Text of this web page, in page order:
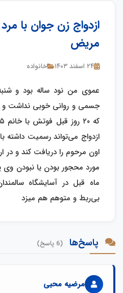
ازدواج زن جوان با
مریض
۲۴ اسفند ۱۴۰۳ خانواده
عموی من نود ساله بود و
جسمی و روانی خوبی نداشت
ازدواج می‌تواند رسمیت داشته
اون مرحوم را دریافت کند و
مورد محجور بودن یا نبودن
ماه قبل در آسایشگاه
بی‌ربط و متوهم هم میزد
پاسخ‌ها (6 پاسخ)
مرضیه محبی